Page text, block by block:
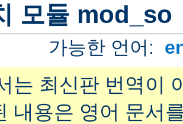
모듈 mod_so
가능한 언어:
는 최신판 번역이
내용은 영어 문서